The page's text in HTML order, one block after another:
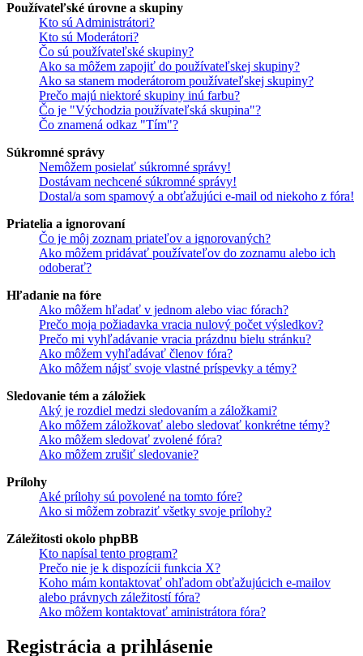
Používateľské úrovne a skupiny
Kto sú Administrátori?
Kto sú Moderátori?
Čo sú používateľské skupiny?
Ako sa môžem zapojiť do používateľskej skupiny?
Ako sa stanem moderátorom používateľskej skupiny?
Prečo majú niektoré skupiny inú farbu?
Čo je "Východzia používateľská skupina"?
Čo znamená odkaz "Tím"?
Súkromné správy
Nemôžem posielať súkromné správy!
Dostávam nechcené súkromné správy!
Dostal/a som spamový a obťažujúci e-mail od niekoho z fóra!
Priatelia a ignorovaní
Čo je môj zoznam priateľov a ignorovaných?
Ako môžem pridávať používateľov do zoznamu alebo ich
odoberať?
Hľadanie na fóre
Ako môžem hľadať v jednom alebo viac fórach?
Prečo moja požiadavka vracia nulový počet výsledkov?
Prečo mi vyhľadávanie vracia prázdnu bielu stránku?
Ako môžem vyhľadávať členov fóra?
Ako môžem nájsť svoje vlastné príspevky a témy?
Sledovanie tém a záložiek
Aký je rozdiel medzi sledovaním a záložkami?
Ako môžem záložkovať alebo sledovať konkrétne témy?
Ako môžem sledovať zvolené fóra?
Ako môžem zrušiť sledovanie?
Prílohy
Aké prílohy sú povolené na tomto fóre?
Ako si môžem zobraziť všetky svoje prílohy?
Záležitosti okolo phpBB
Kto napísal tento program?
Prečo nie je k dispozícii funkcia X?
Koho mám kontaktovať ohľadom obťažujúcich e-mailov
alebo právnych záležitostí fóra?
Ako môžem kontaktovať aministrátora fóra?
Registrácia a prihlásenie